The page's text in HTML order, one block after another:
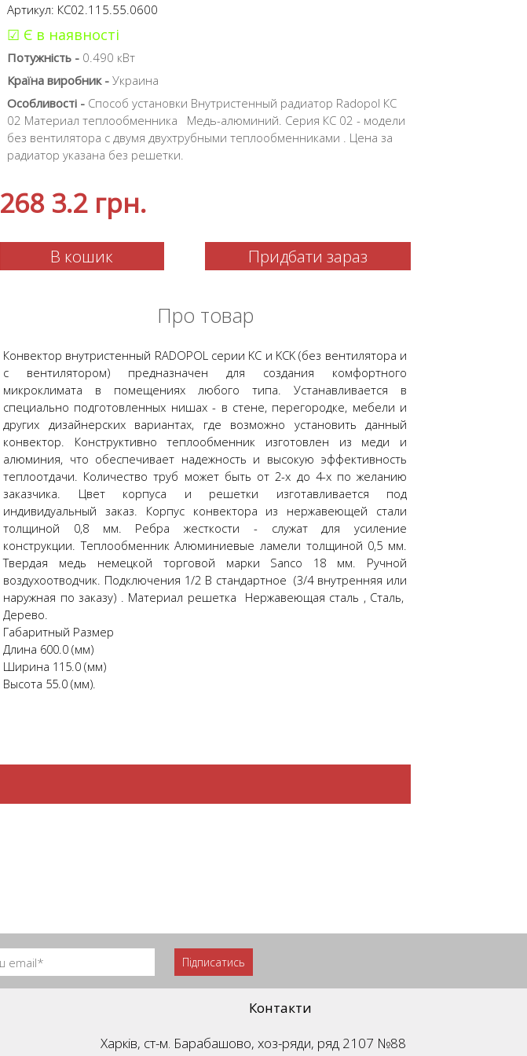
Артикул: КС02.115.55.0600
☑ Є в наявності
Потужність - 0.490 кВт
Країна виробник - Украина
Особливості - Способ установки Внутристенный радиатор Radopol КС
02 Материал теплообменника Медь-алюминий. Серия КС 02 - модели
без вентилятора с двумя двухтрубными теплообменниками . Цена за
радиатор указана без решетки.
268 3.2грн.
В кошик Придбати зараз
Про товар
Конвектор внутристенный RADOPOL серии KC и KCK (без вентилятора и
с вентилятором) предназначен для создания комфортного
микроклимата в помещениях любого типа. Устанавливается в
специально подготовленных нишах - в стене, перегородке, мебели и
других дизайнерских вариантах, где возможно установить данный
конвектор. Конструктивно теплообменник изготовлен из меди и
алюминия, что обеспечивает надежность и высокую эффективность
теплоотдачи. Количество труб может быть от 2-х до 4-х по желанию
заказчика. Цвет корпуса и решетки изготавливается под
индивидуальный заказ. Корпус конвектора из нержавеющей стали
толщиной 0,8 мм. Ребра жесткости - служат для усиление
конструкции. Теплообменник Алюминиевые ламели толщиной 0,5 мм.
Твердая медь немецкой торговой марки Sanco 18 мм. Ручной
воздухоотводчик. Подключения 1/2 В стандартное (3/4 внутренняя или
наружная по заказу) . Материал решетка Нержавеющая сталь , Сталь,
Дерево.
Габаритный Размер
Длина 600.0 (мм)
Ширина 115.0 (мм)
Высота 55.0 (мм).
Підписатись
Контакти
Харків, ст-м. Барабашово, хоз-ряди, ряд 2107 №88